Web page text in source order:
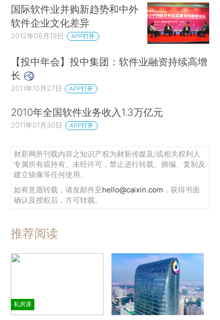
国际软件业并购新趋势和中外
软件企业文化差异
2012年06月19日 APP打开
【投中年会】投中集团：软件业融资持续高增
长
2011年10月27日 APP打开
2010年全国软件业务收入1.3万亿元
2011年01月30日 APP打开
财新网所刊载内容之知识产权为财新传媒及/或相关权利人
专属所有或持有。未经许可，禁止进行转载、摘编、复制及
建立镜像等任何使用。
如有意愿转载，请发邮件至hello@caixin.com ，获得书面
确认及授权后，方可转载。
推荐阅读
私房课